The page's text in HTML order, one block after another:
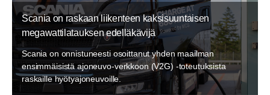
Scania on raskaan liikenteen kaksisuuntaisen
megawattilatauksen edelläkävijä
Scania on onnistuneesti osoittanut yhden maailman
ensimmäisistä ajoneuvo-verkkoon (V2G) -toteutuksista
raskaille hyötyajoneuvoille.